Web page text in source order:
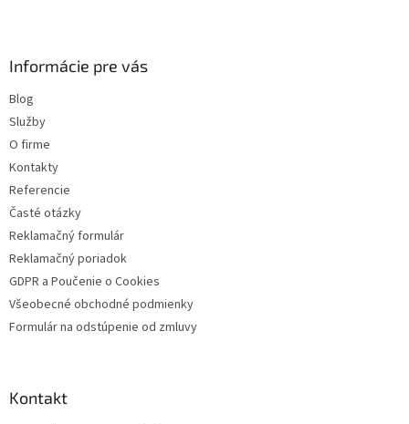
Informácie pre vás
Blog
Služby
O firme
Kontakty
Referencie
Časté otázky
Reklamačný formulár
Reklamačný poriadok
GDPR a Poučenie o Cookies
Všeobecné obchodné podmienky
Formulár na odstúpenie od zmluvy
Kontakt